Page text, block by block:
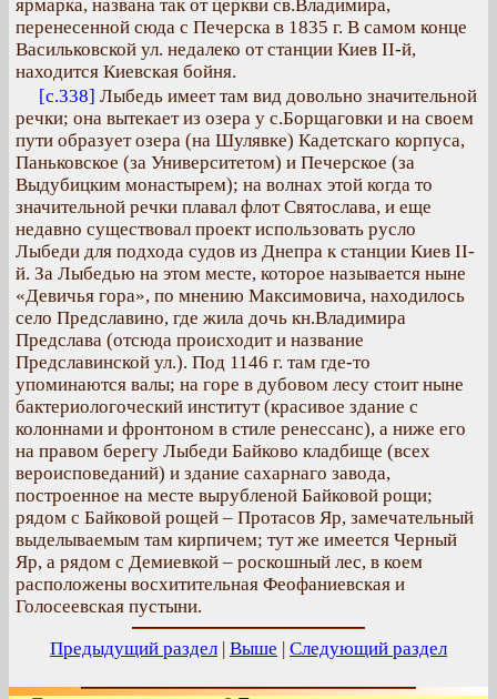
ярмарка, названа так от церкви св.Владимира,
перенесенной сюда с Печерска в 1835 г. В самом конце
Васильковской ул. недалеко от станции Киев ІІ-й,
находится Киевская бойня.
[с.338] Лыбедь имеет там вид довольно значительной
речки; она вытекает из озера у с.Борщаговки и на своем
пути образует озера (на Шулявке) Кадетскаго корпуса,
Паньковское (за Университетом) и Печерское (за
Выдубицким монастырем); на волнах этой когда то
значительной речки плавал флот Святослава, и еще
недавно существовал проект использовать русло
Лыбеди для подхода судов из Днепра к станции Киев II-
й. За Лыбедью на этом месте, которое называется ныне
«Девичья гора», по мнению Максимовича, находилось
село Предславино, где жила дочь кн.Владимира
Предслава (отсюда происходит и название
Предславинской ул.). Под 1146 г. там где-то
упоминаются валы; на горе в дубовом лесу стоит ныне
бактериологоческий институт (красивое здание с
колоннами и фронтоном в стиле ренессанс), а ниже его
на правом берегу Лыбеди Байково кладбище (всех
вероисповеданий) и здание сахарнаго завода,
построенное на месте вырубленой Байковой рощи;
рядом с Байковой рощей – Протасов Яр, замечательный
выделываемым там кирпичем; тут же имеется Черный
Яр, а рядом с Демиевкой – роскошный лес, в коем
расположены восхитительная Феофаниевская и
Голосеевская пустыни.
Предыдущий раздел | Выше | Следующий раздел